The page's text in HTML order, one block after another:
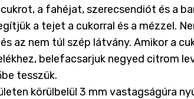
a fahéjat, szerecsendiót és a
a tejet a cukorral és a mézzel.
az nem túl szép látvány. Amikor a
belefacsarjuk negyed citrom
tesszük.
körülbelül 3 mm vastagságúra